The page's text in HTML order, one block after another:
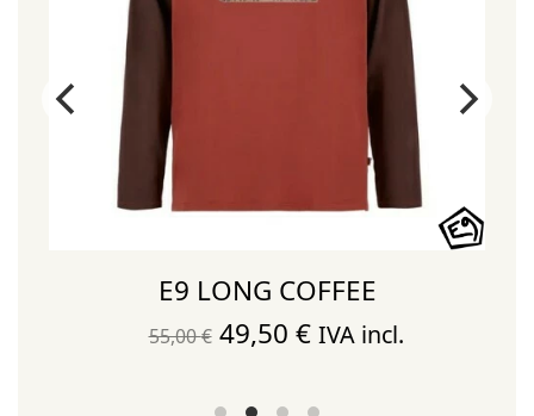
E9 LONG COFFEE
55,00€ El
original
49,50 €El
actual
IVA incl.